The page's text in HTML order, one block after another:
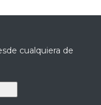
cualquiera de